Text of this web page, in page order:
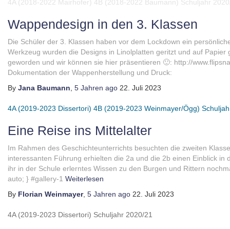
4A (2018-2022 Mairhofer) 4B (2018-2022 Baumann) Schuljahr
Wappendesign in den 3. Klassen
Die Schüler der 3. Klassen haben vor dem Lockdown ein
Werkzeug wurden die Designs in Linolplatten geritzt und auf
geworden und wir können sie hier präsentieren 🙂: http://
Dokumentation der Wappenherstellung und Druck:
By Jana Baumann 5 Jahren ago 22. Juli 2023
4A (2019-2023 Dissertori) 4B (2019-2023 Weinmayer/Ögg)
Eine Reise ins Mittelalter
Im Rahmen des Geschichteunterrichts besuchten die zweiten
interessanten Führung erhielten die 2a und die 2b einen Einblick in
ihr in der Schule erlerntes Wissen zu den Burgen und Rittern
auto; } #gallery-1 Weiterlesen
By Florian Weinmayer, 5 Jahren ago 22. Juli 2023
4A (2019-2023 Dissertori) Schuljahr 2020/21